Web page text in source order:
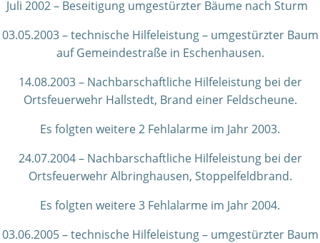
Juli 2002 – Beseitigung umgestürzter Bäume nach Sturm
03.05.2003 – technische Hilfeleistung – umgestürzter Baum
auf Gemeindestraße in Eschenhausen.
14.08.2003 – Nachbarschaftliche Hilfeleistung bei der
Ortsfeuerwehr Hallstedt, Brand einer Feldscheune.
Es folgten weitere 2 Fehlalarme im Jahr 2003.
24.07.2004 – Nachbarschaftliche Hilfeleistung bei der
Ortsfeuerwehr Albringhausen, Stoppelfeldbrand.
Es folgten weitere 3 Fehlalarme im Jahr 2004.
03.06.2005 – technische Hilfeleistung – umgestürzter Baum